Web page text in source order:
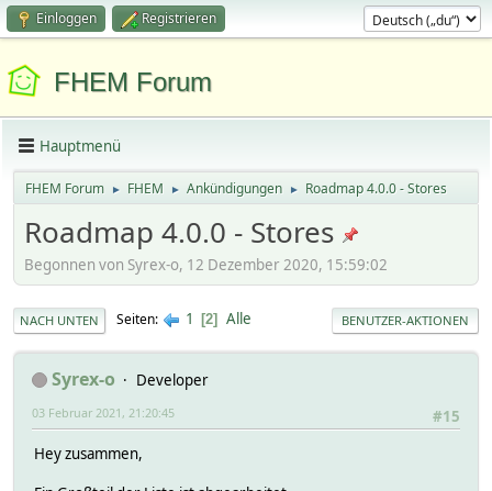
Einloggen Registrieren
FHEM Forum
Hauptmenü
FHEM Forum ► FHEM ► Ankündigungen ► Roadmap 4.0.0 - Stores
Roadmap 4.0.0 - Stores
Begonnen von Syrex-o, 12 Dezember 2020, 15:59:02
NACH UNTEN Seiten 1 2 Alle BENUTZER-AKTIONEN
Syrex-o
Developer
#15
03 Februar 2021, 21:20:45
Hey zusammen,